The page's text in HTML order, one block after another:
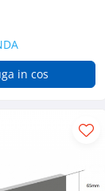
in cos